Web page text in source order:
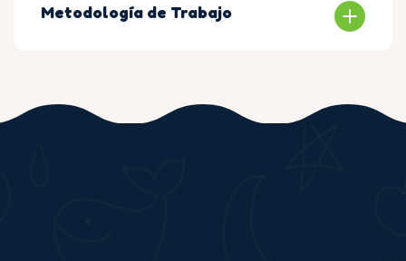
Metodología de Trabajo